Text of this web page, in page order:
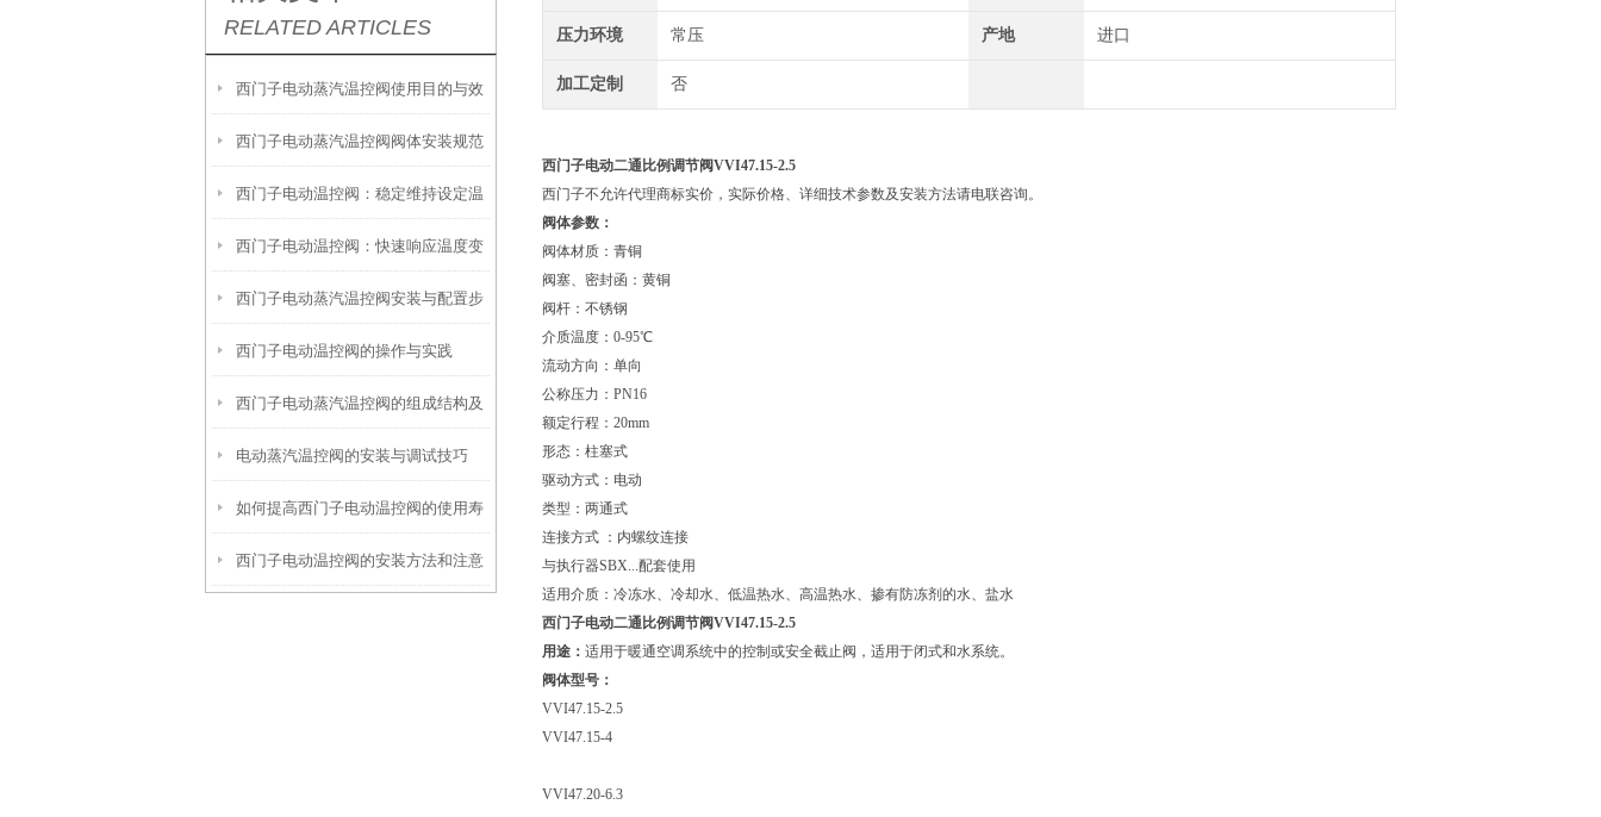
RELATED ARTICLES
西门子电动蒸汽温控阀使用目的与效
果
西门子电动蒸汽温控阀阀体安装规范
西门子电动温控阀：稳定维持设定温
度
西门子电动温控阀：快速响应温度变
化
西门子电动蒸汽温控阀安装与配置步
骤详解
西门子电动温控阀的操作与实践
西门子电动蒸汽温控阀的组成结构及
安装技巧
电动蒸汽温控阀的安装与调试技巧
如何提高西门子电动温控阀的使用寿
命？
西门子电动温控阀的安装方法和注意
压力环境 常压 产地 进口
加工定制 否
西门子电动二通比例调节阀VVI47.15-2.5
西门子不允许代理商标实价，实际价格、详细技术参数及安装方法请电联咨询。
阀体参数：
阀体材质：青铜
阀塞、密封函：黄铜
阀杆：不锈钢
介质温度：0-95℃
流动方向：单向
公称压力：PN16
额定行程：20mm
形态：柱塞式
驱动方式：电动
类型：两通式
连接方式 ：内螺纹连接
与执行器SBX...配套使用
适用介质：冷冻水、冷却水、低温热水、高温热水、掺有防冻剂的水、盐水
西门子电动二通比例调节阀VVI47.15-2.5
用途： 适用于暖通空调系统中的控制或安全截止阀，适用于闭式和水系统。
阀体型号：
VVI47.15-2.5
VVI47.15-4
VVI47.20-6.3